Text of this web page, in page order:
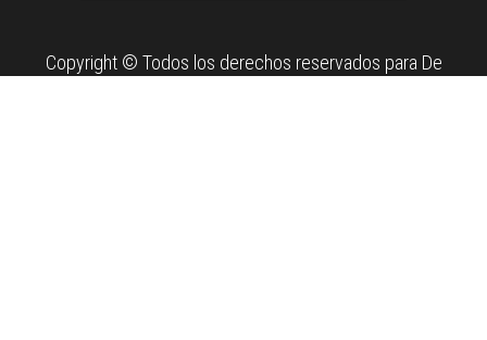
Copyright © Todos los derechos reservados para De